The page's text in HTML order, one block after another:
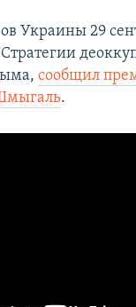
Украины 29
сообщил
.